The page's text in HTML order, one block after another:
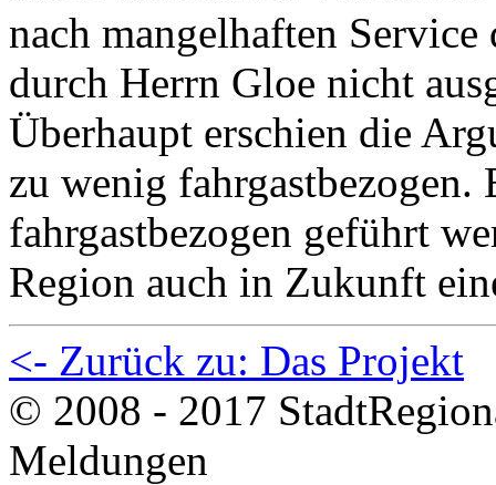
nach mangelhaften
durch Herrn Gloe nicht
Überhaupt erschien die
zu wenig
fahrgastbezogen geführt
Region auch in Zukunft
<- Zurück zu: Das Projekt
© 2008 - 2017
Meldungen